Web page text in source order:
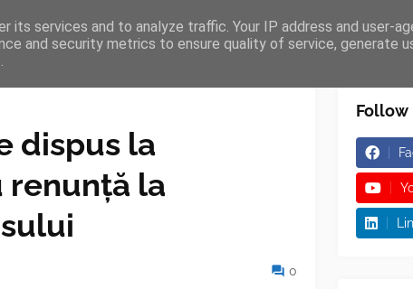
BLOGGER TIPOGRAPHY SHORTCODES
dispus la
renunță la
0
Follow
its services and to analyze traffic. Your IP address and user-
and security metrics to ensure quality of service, generate